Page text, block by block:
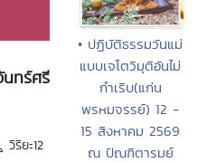
ทร์ศรี
วิริยะ12
• ปฏิบัติธรรมวันแม่
แบบเจโตวิมุติอันไม่
กำเริบ(แก่น
พรหมจรรย์) 12 -
15 สิงหาคม 2569
ณ ปัณฑิตารมย์